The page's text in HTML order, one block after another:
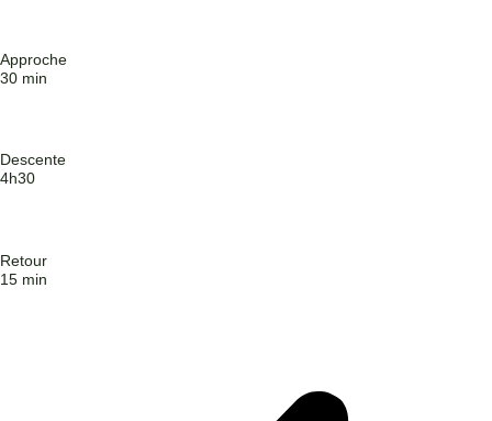
Approche
30 min
Descente
4h30
Retour
15 min